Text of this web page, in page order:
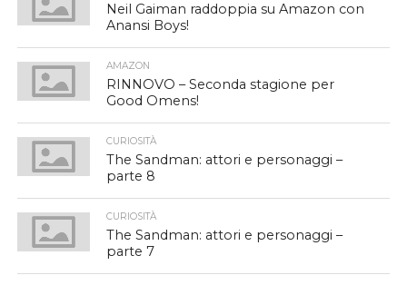
Neil Gaiman raddoppia su Amazon con
Anansi Boys!
AMAZON
RINNOVO – Seconda stagione per
Good Omens!
CURIOSITÀ
The Sandman: attori e personaggi –
parte 8
CURIOSITÀ
The Sandman: attori e personaggi –
parte 7